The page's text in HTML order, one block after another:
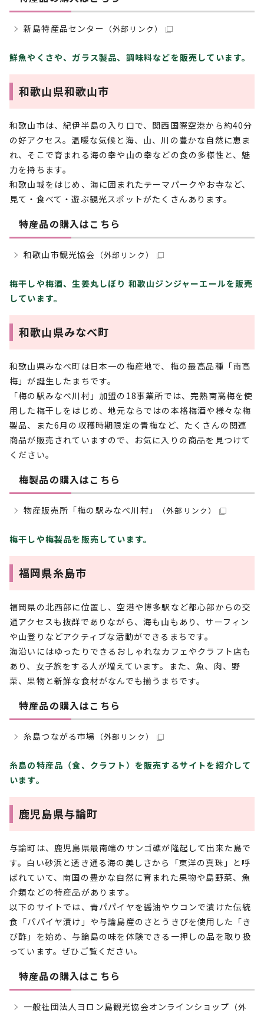
新島特産品センター （外部リンク）
鮮魚やくさや、ガラス製品、調味料などを販売しています。
和歌山県和歌山市
和歌山市は、紀伊半島の入り口で、関西国際空港から約40分
の好アクセス。温暖な気候と海、山、川の豊かな自然に恵ま
れ、そこで育まれる海の幸や山の幸などの食の多様性と、魅
力を持ちます。
和歌山城をはじめ、海に囲まれたテーマパークやお寺など、
見て・食べて・遊ぶ観光スポットがたくさんあります。
特産品の購入はこちら
和歌山市観光協会 （外部リンク）
梅干しや梅酒、生姜丸しぼり 和歌山ジンジャーエールを販売
しています。
和歌山県みなべ町
和歌山県みなべ町は日本一の梅産地で、梅の最高品種「南高
梅」が誕生したまちです。
「梅の駅みなべ川村」加盟の18事業所では、完熟南高梅を使
用した梅干しをはじめ、地元ならではの本格梅酒や様々な梅
製品、また6月の収穫時期限定の青梅など、たくさんの関連
商品が販売されていますので、お気に入りの商品を見つけて
ください。
梅製品の購入はこちら
物産販売所「梅の駅みなべ川村」 （外部リンク）
梅干しや梅製品を販売しています。
福岡県糸島市
福岡県の北西部に位置し、空港や博多駅など都心部からの交
通アクセスも抜群でありながら、海も山もあり、サーフィン
や山登りなどアクティブな活動ができるまちです。
海沿いにはゆったりできるおしゃれなカフェやクラフト店も
あり、女子旅をする人が増えています。また、魚、肉、野
菜、果物と新鮮な食材がなんでも揃うまちです。
特産品の購入はこちら
糸島つながる市場 （外部リンク）
糸島の特産品（食、クラフト）を販売するサイトを紹介して
います。
鹿児島県与論町
与論町は、鹿児島県最南端のサンゴ礁が隆起して出来た島で
す。白い砂浜と透き通る海の美しさから「東洋の真珠」と呼
ばれていて、南国の豊かな自然に育まれた果物や島野菜、魚
介類などの特産品があります。
以下のサイトでは、青パパイヤを醤油やウコンで漬けた伝統
食「パパイヤ漬け」や与論島産のさとうきびを使用した「き
び酢」を始め、与論島の味を体験できる一押しの品を取り扱
っています。ぜひご覧ください。
特産品の購入はこちら
一般社団法人ヨロン島観光協会オンラインショップ （外